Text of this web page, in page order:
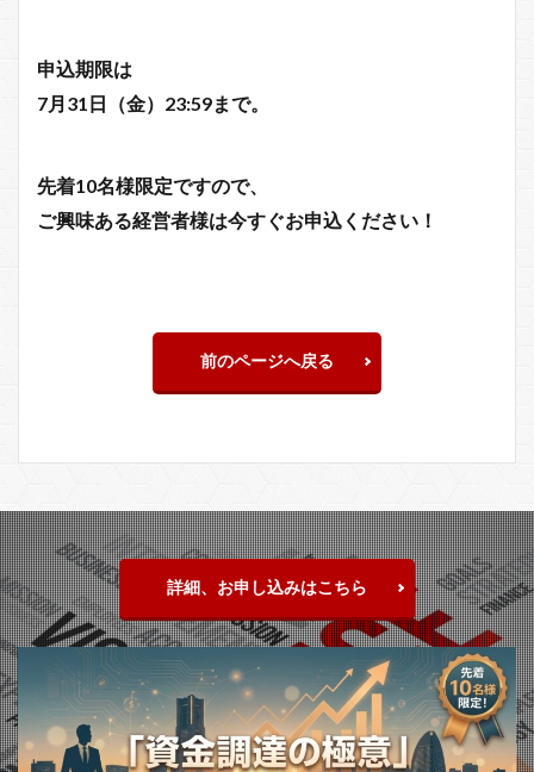
申込期限は
7月31日（金）23:59まで。
先着10名様限定ですので、
ご興味ある経営者様は今すぐお申込ください！
前のページへ戻る
詳細、お申し込みはこちら